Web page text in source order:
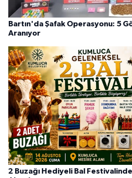
Bartın'da Şafak Operasyonu: 5
Aranıyor
2 Buzağı Hediyeli Bal